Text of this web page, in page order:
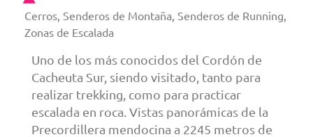
Cerros, Senderos de Montaña, Senderos de Running,
Zonas de Escalada
Uno de los más conocidos del Cordón de
Cacheuta Sur, siendo visitado, tanto para
realizar trekking, como para practicar
escalada en roca. Vistas panorámicas de la
Precordillera mendocina a 2245 metros de